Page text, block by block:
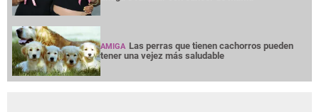
AMIGA Las perras que tienen cachorros pueden
tener una vejez más saludable